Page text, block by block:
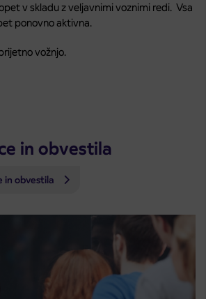
v skladu z veljavnimi voznimi redi. Vsa
ponovno aktivna.
vožnjo.
in obvestila
in obvestila